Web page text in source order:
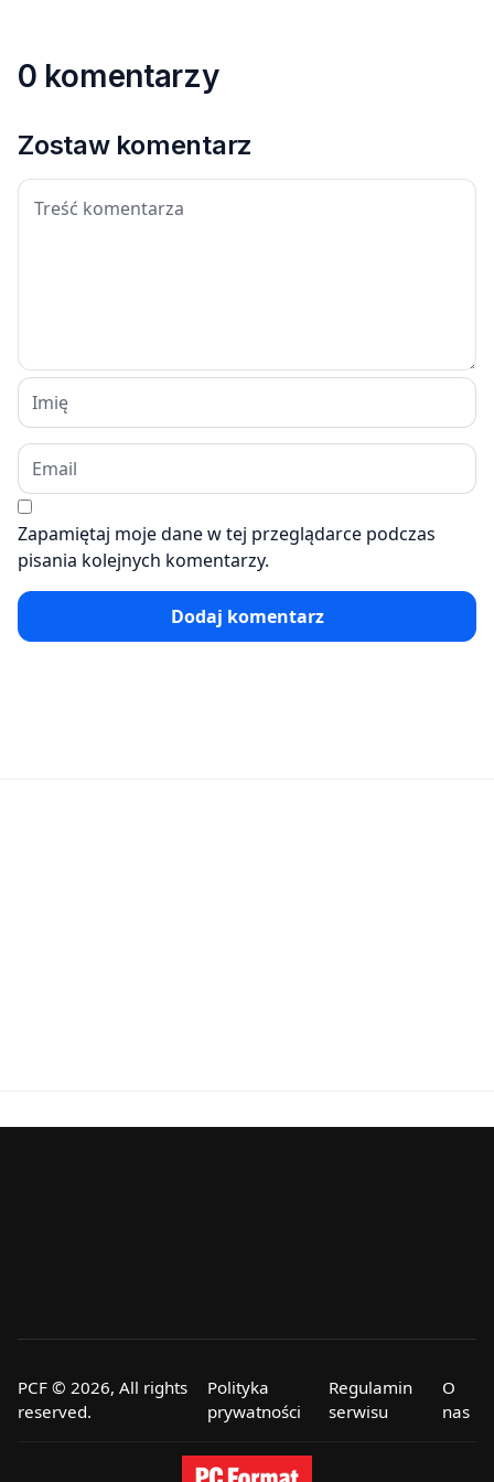
0 komentarzy
Zostaw komentarz
Zapamiętaj moje dane w tej przeglądarce podczas
pisania kolejnych komentarzy.
Dodaj komentarz
PCF © 2026, All rights
reserved.
Polityka
prywatności
Regulamin
serwisu
O
nas